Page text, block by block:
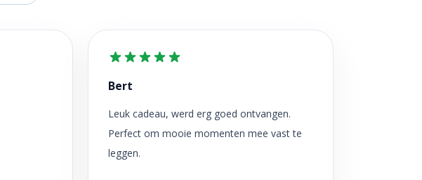
Bert
Leuk cadeau, werd erg goed ontvangen.
Perfect om mooie momenten mee vast te
leggen.